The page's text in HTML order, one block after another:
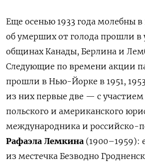
Еще осенью 1933 года молебны
об умерших от голода прошли в
общинах Канады, Берлина и
Следующие по времени акции
прошли в Нью-Йорке в 1951, 1953
из них первые две — с участием
польского и американского
международника и российско-
Рафаэла Лемкина (1900–1959):
из местечка Безводно